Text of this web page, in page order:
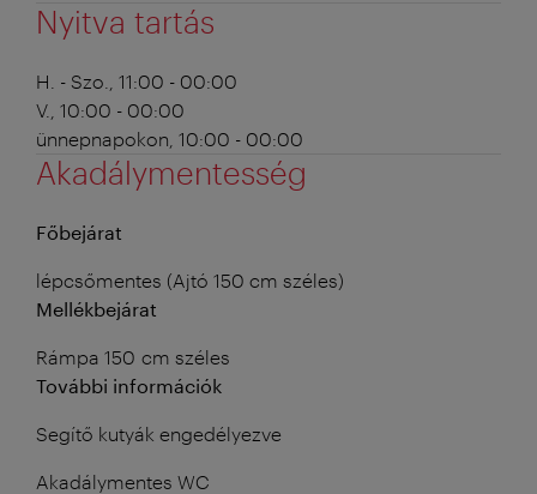
Nyitva tartás
H. - Szo., 11:00 - 00:00
V., 10:00 - 00:00
ünnepnapokon, 10:00 - 00:00
Akadálymentesség
Főbejárat
lépcsőmentes (Ajtó 150 cm széles)
Mellékbejárat
Rámpa 150 cm széles
További információk
Segítő kutyák engedélyezve
Akadálymentes WC